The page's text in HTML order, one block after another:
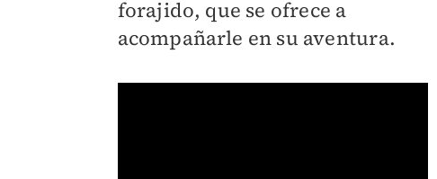
forajido, que se ofrece a
acompañarle en su aventura.